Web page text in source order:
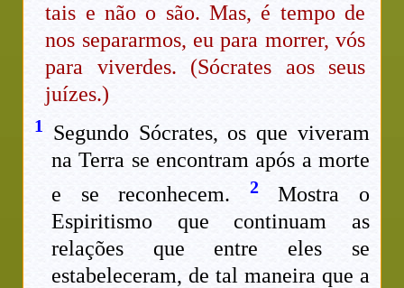
tais e não o são. Mas, é tempo de
nos separarmos, eu para morrer, vós
para viverdes. (Sócrates aos seus
juízes.)
1
Segundo Sócrates, os que viveram
na Terra se encontram após a morte
e se reconhecem.
2Mostra o
Espiritismo que continuam as
relações que entre eles se
estabeleceram, de tal maneira que a